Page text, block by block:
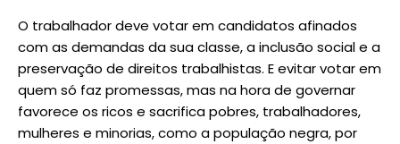
O trabalhador deve votar em candidatos afinados
com as demandas da sua classe, a inclusão social e a
preservação de direitos trabalhistas. E evitar votar em
quem só faz promessas, mas na hora de governar
favorece os ricos e sacrifica pobres, trabalhadores,
mulheres e minorias, como a população negra, por